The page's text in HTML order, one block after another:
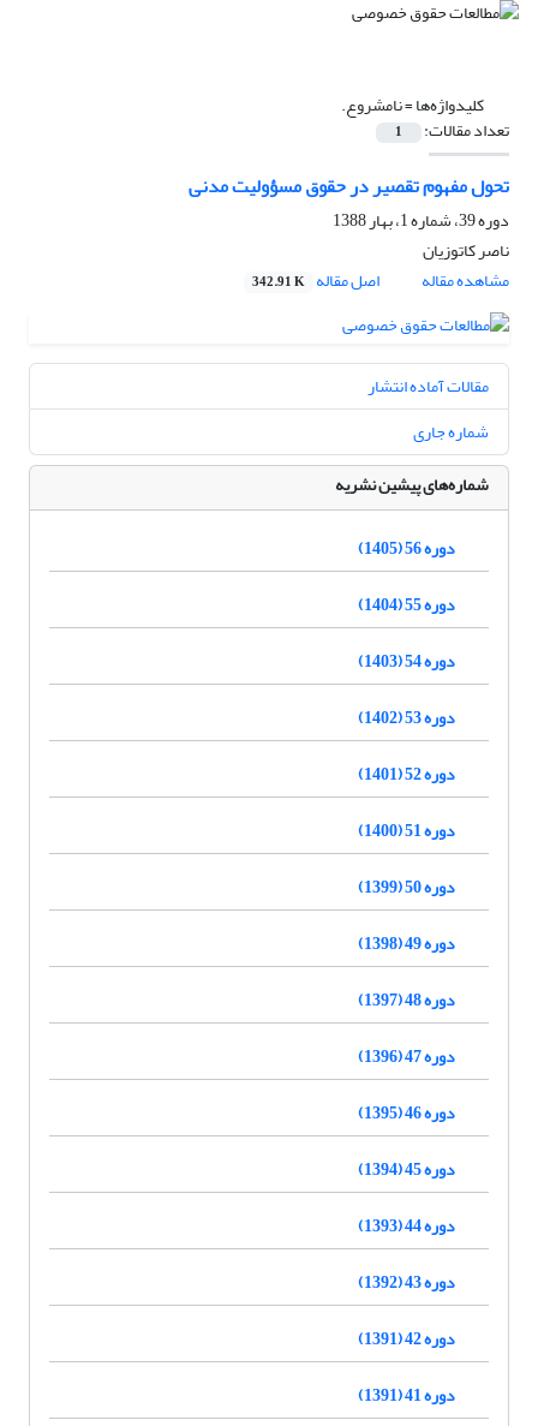
کلیدواژه‌ها =نامشروع.
تعداد مقالات: 1
تحول مفهوم تقصیر در حقوق مسؤولیت مدنی
دوره 39، شماره 1، بهار 1388
ناصر کاتوزیان
مشاهده مقاله
اصل مقاله 342.91 K
مقالات آماده انتشار
شماره جاری
شماره‌های پیشین نشریه
دوره 56 (1405)
دوره 55 (1404)
دوره 54 (1403)
دوره 53 (1402)
دوره 52 (1401)
دوره 51 (1400)
دوره 50 (1399)
دوره 49 (1398)
دوره 48 (1397)
دوره 47 (1396)
دوره 46 (1395)
دوره 45 (1394)
دوره 44 (1393)
دوره 43 (1392)
دوره 42 (1391)
دوره 41 (1391)